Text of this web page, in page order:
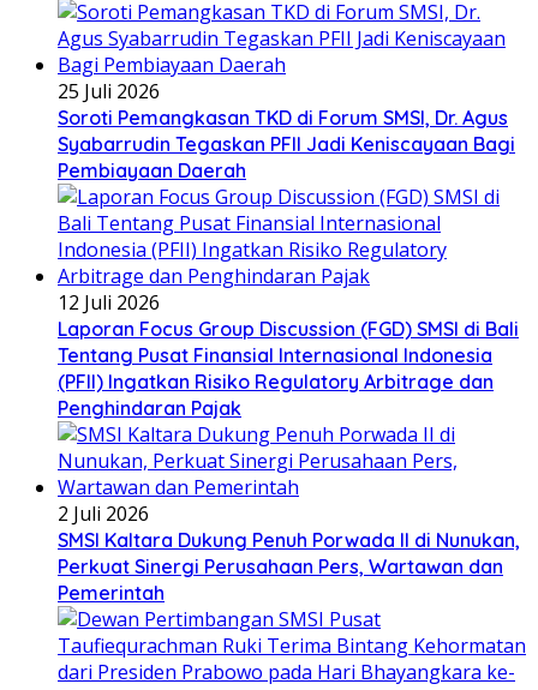
25 Juli 2026
Soroti Pemangkasan TKD di Forum SMSI, Dr. Agus
Syabarrudin Tegaskan PFII Jadi Keniscayaan Bagi
Pembiayaan Daerah
12 Juli 2026
Laporan Focus Group Discussion (FGD) SMSI di Bali
Tentang Pusat Finansial Internasional Indonesia
(PFII) Ingatkan Risiko Regulatory Arbitrage dan
Penghindaran Pajak
2 Juli 2026
SMSI Kaltara Dukung Penuh Porwada II di Nunukan,
Perkuat Sinergi Perusahaan Pers, Wartawan dan
Pemerintah